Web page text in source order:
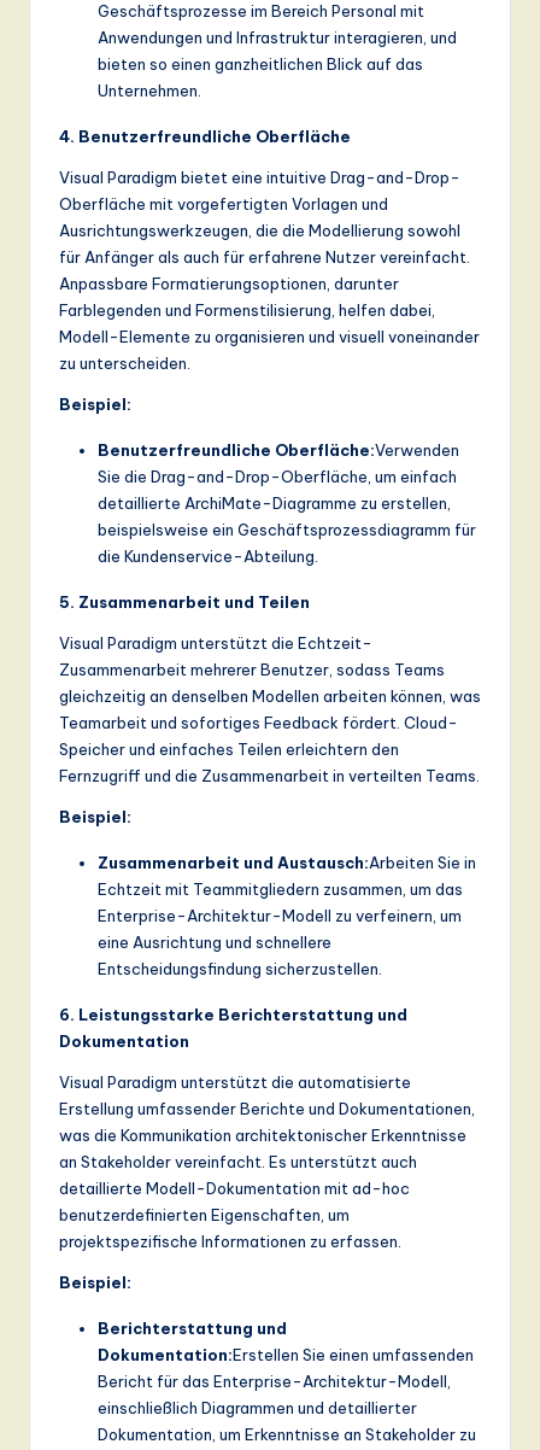
Geschäftsprozesse im Bereich Personal mit
Anwendungen und Infrastruktur interagieren, und
bieten so einen ganzheitlichen Blick auf das
Unternehmen.
4. Benutzerfreundliche Oberfläche
Visual Paradigm bietet eine intuitive Drag-and-Drop-
Oberfläche mit vorgefertigten Vorlagen und
Ausrichtungswerkzeugen, die die Modellierung sowohl
für Anfänger als auch für erfahrene Nutzer vereinfacht.
Anpassbare Formatierungsoptionen, darunter
Farblegenden und Formenstilisierung, helfen dabei,
Modell-Elemente zu organisieren und visuell voneinander
zu unterscheiden.
Beispiel:
Benutzerfreundliche Oberfläche:Verwenden
Sie die Drag-and-Drop-Oberfläche, um einfach
detaillierte ArchiMate-Diagramme zu erstellen,
beispielsweise ein Geschäftsprozessdiagramm für
die Kundenservice-Abteilung.
5. Zusammenarbeit und Teilen
Visual Paradigm unterstützt die Echtzeit-
Zusammenarbeit mehrerer Benutzer, sodass Teams
gleichzeitig an denselben Modellen arbeiten können, was
Teamarbeit und sofortiges Feedback fördert. Cloud-
Speicher und einfaches Teilen erleichtern den
Fernzugriff und die Zusammenarbeit in verteilten Teams.
Beispiel:
Zusammenarbeit und Austausch:Arbeiten Sie in
Echtzeit mit Teammitgliedern zusammen, um das
Enterprise-Architektur-Modell zu verfeinern, um
eine Ausrichtung und schnellere
Entscheidungsfindung sicherzustellen.
6. Leistungsstarke Berichterstattung und
Dokumentation
Visual Paradigm unterstützt die automatisierte
Erstellung umfassender Berichte und Dokumentationen,
was die Kommunikation architektonischer Erkenntnisse
an Stakeholder vereinfacht. Es unterstützt auch
detaillierte Modell-Dokumentation mit ad-hoc
benutzerdefinierten Eigenschaften, um
projektspezifische Informationen zu erfassen.
Beispiel:
Berichterstattung und
Dokumentation:Erstellen Sie einen umfassenden
Bericht für das Enterprise-Architektur-Modell,
einschließlich Diagrammen und detaillierter
Dokumentation, um Erkenntnisse an Stakeholder zu